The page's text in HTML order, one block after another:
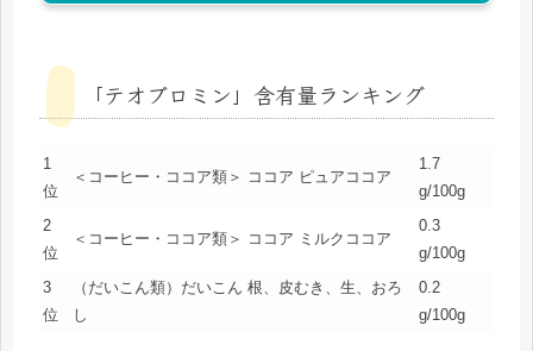
「テオブロミン」含有量ランキング
1
位
＜コーヒー・ココア類＞ ココア ピュアココア
1.7
g/100g
2
位
＜コーヒー・ココア類＞ ココア ミルクココア
0.3
g/100g
3
位
（だいこん類）だいこん 根、皮むき、生、おろ
し
0.2
g/100g